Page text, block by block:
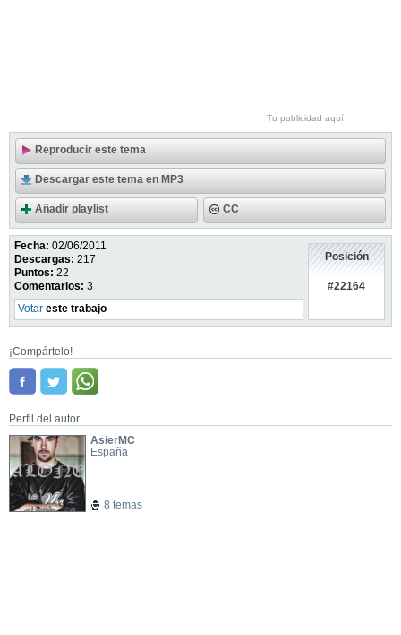
Tu publicidad aquí
Reproducir este tema
Descargar este tema en MP3
Añadir playlist CC
Fecha: 02/06/2011
Descargas: 217
Puntos: 22
Comentarios: 3
Votar este trabajo
Posición
#22164
¡Compártelo!
Perfil del autor
AsierMC
España
8 temas